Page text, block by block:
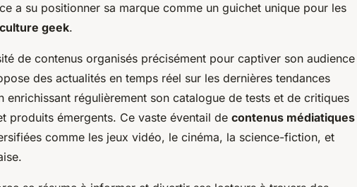
a su positionner sa marque comme un guichet unique pour les
culture geek.
de contenus organisés précisément pour captiver son audience
des actualités en temps réel sur les dernières tendances
enrichissant régulièrement son catalogue de tests et de critiques
produits émergents. Ce vaste éventail de contenus médiatiques
comme les jeux vidéo, le cinéma, la science-fiction, et